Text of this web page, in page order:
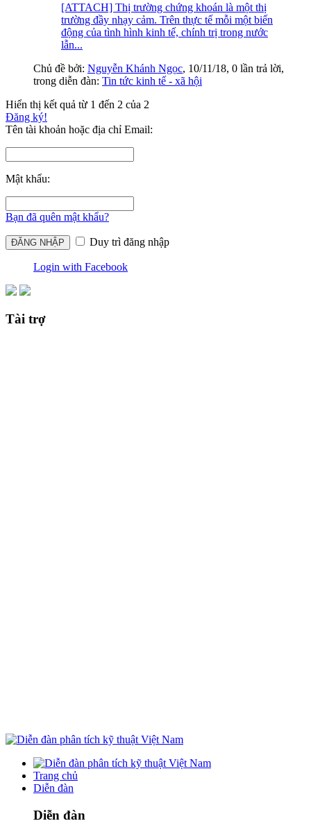
[ATTACH] Thị trường chứng khoán là một thị
trường đầy nhạy cảm. Trên thực tế mỗi một biến
động của tình hình kinh tế, chính trị trong nước
lẫn...
Chủ đề bởi: Nguyễn Khánh Ngọc, 10/11/18, 0 lần trả lời,
trong diễn đàn: Tin tức kinh tế - xã hội
Hiển thị kết quả từ 1 đến 2 của 2
Đăng ký!
Tên tài khoản hoặc địa chỉ Email:
Mật khẩu:
Bạn đã quên mật khẩu?
Duy trì đăng nhập
Login with Facebook
Tài trợ
Trang chủ
Diễn đàn
Diễn đàn